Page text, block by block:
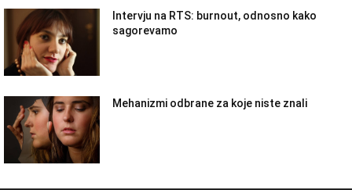
Intervju na RTS: burnout, odnosno kako
sagorevamo
Mehanizmi odbrane za koje niste znali